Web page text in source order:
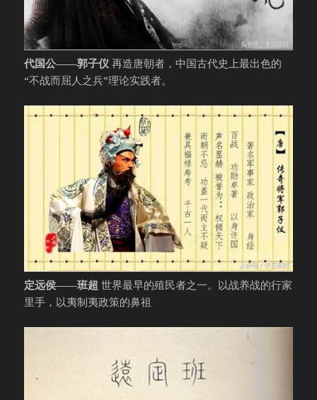
代国公——郭子仪 再造唐朝者，中国古代史上最出色的
“不战而屈人之兵”理论实践者。
定远侯——班超 世界最早的殖民者之一。以战养战的行家
里手，以夷制夷政策的鼻祖